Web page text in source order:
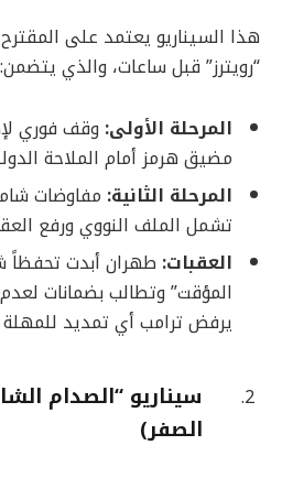
هذا السيناريو يعتمد على
“رويترز” قبل ساعات، والذي يتضمن:
المرحلة الأولى: وقف فوري
مضيق هرمز أمام الملاحة
المرحلة الثانية:
تشمل الملف النووي ورفع
العقبات: طهران أبدت تحفظاً
المؤقت” وتطالب بضمانات لعدم
يرفض ترامب أي تمديد
سيناريو “الصدام
الصفر)